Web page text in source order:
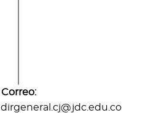
Correo:
dirgeneral.cj@jdc.edu.co